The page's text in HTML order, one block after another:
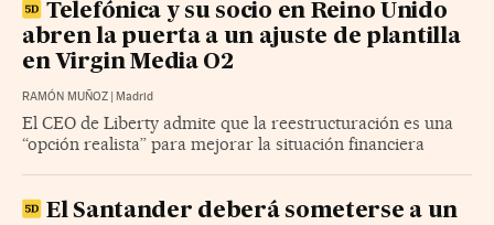
Telefónica y su socio en Reino Unido
abren la puerta a un ajuste de plantilla
en Virgin Media O2
RAMÓN MUÑOZ Madrid
El CEO de Liberty admite que la reestructuración es una
“opción realista” para mejorar la situación financiera
El Santander deberá someterse a un